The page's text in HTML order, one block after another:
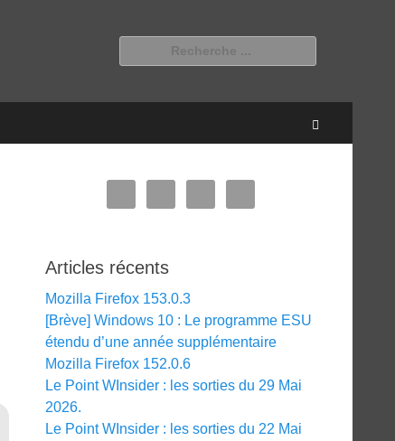
Articles récents
Mozilla Firefox 153.0.3
[Brève] Windows 10 : Le programme ESU
étendu d’une année supplémentaire
Mozilla Firefox 152.0.6
Le Point WInsider : les sorties du 29 Mai
2026.
Le Point WInsider : les sorties du 22 Mai